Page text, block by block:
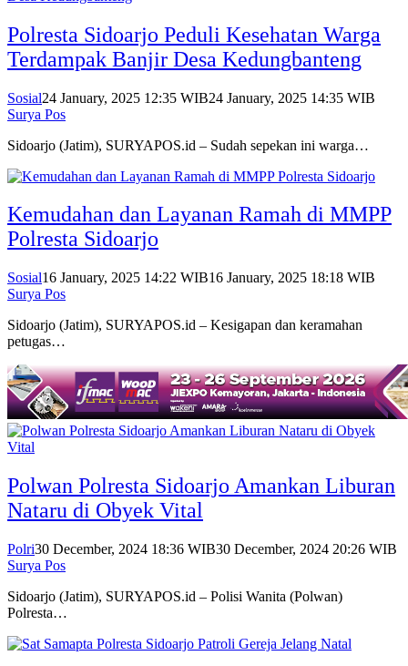
Polresta Sidoarjo Peduli Kesehatan Warga
Terdampak Banjir Desa Kedungbanteng
Sosial24 January, 2025 12:35 WIB24 January, 2025 14:35 WIB
Surya Pos
Sidoarjo (Jatim), SURYAPOS.id – Sudah sepekan ini warga…
Kemudahan dan Layanan Ramah di MMPP
Polresta Sidoarjo
Sosial16 January, 2025 14:22 WIB16 January, 2025 18:18 WIB
Surya Pos
Sidoarjo (Jatim), SURYAPOS.id – Kesigapan dan keramahan
petugas…
Polwan Polresta Sidoarjo Amankan Liburan
Nataru di Obyek Vital
Polri30 December, 2024 18:36 WIB30 December, 2024 20:26 WIB
Surya Pos
Sidoarjo (Jatim), SURYAPOS.id – Polisi Wanita (Polwan)
Polresta…